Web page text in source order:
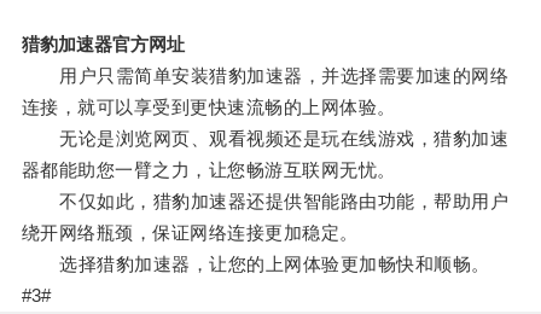
猎豹加速器官方网址
用户只需简单安装猎豹加速器，并选择需要加速的网络
连接，就可以享受到更快速流畅的上网体验。
无论是浏览网页、观看视频还是玩在线游戏，猎豹加速
器都能助您一臂之力，让您畅游互联网无忧。
不仅如此，猎豹加速器还提供智能路由功能，帮助用户
绕开网络瓶颈，保证网络连接更加稳定。
选择猎豹加速器，让您的上网体验更加畅快和顺畅。
#3#